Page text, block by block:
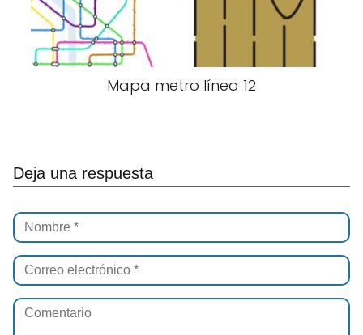
Mapa metro línea 12
Deja una respuesta